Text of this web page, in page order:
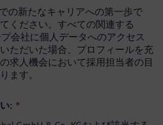
の新たなキャリアへの第一歩で
ください。すべての関連する
会社に個人データへのアクセス
ただいた場合、プロフィールを充
求人機会において採用担当者の目
ます。
: *